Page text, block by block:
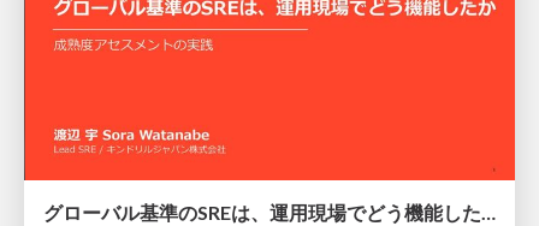
グローバル基準のSREは、運用現場でどう機能したか：成熟度アセスメントの実践 ／ SRE NEXT 2026